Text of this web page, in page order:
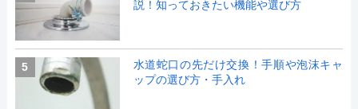
説！知っておきたい機能や選び方
5
水道蛇口の先だけ交換！手順や泡沫キャ
ップの選び方・手入れ